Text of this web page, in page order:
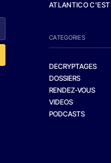
ATLANTICO
CATEGORIES
DECRYPTAGES
DOSSIERS
RENDEZ-VOUS
VIDEOS
PODCASTS